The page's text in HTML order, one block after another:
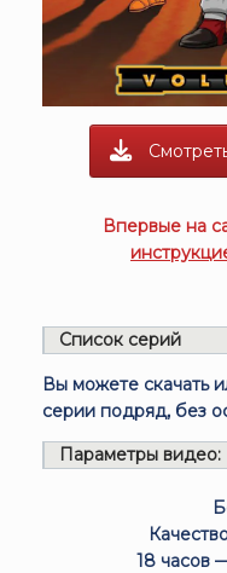
Впервые на
Список серий
Вы можете скачать
серии подряд, без
Параметры видео:
18 часов